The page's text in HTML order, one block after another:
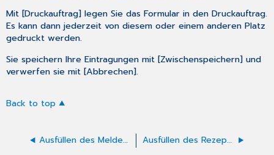
Mit [Druckauftrag] legen Sie das Formular in den Druckauftrag.
Es kann dann jederzeit von diesem oder einem anderen Platz
gedruckt werden.
Sie speichern Ihre Eintragungen mit [Zwischenspeichern] und
verwerfen sie mit [Abbrechen].
Back to top
Ausfüllen des Meldebogens Ambulante Behandlung Ausfüllen des Rezepts